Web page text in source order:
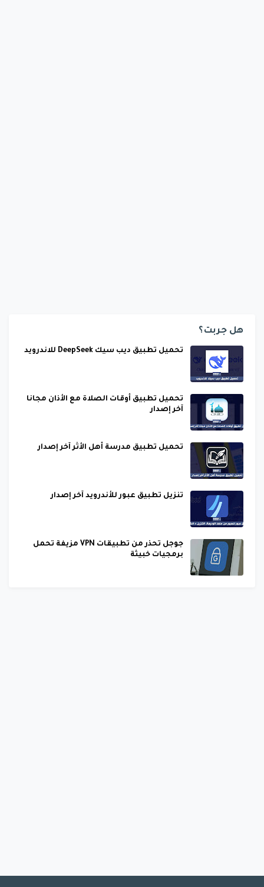
هل جربت؟
تحميل تطبيق ديب سيك DeepSeek للاندرويد
تحميل تطبيق أوقات الصلاة مع الأذان مجانا
آخر إصدار
تحميل تطبيق مدرسة أهل الأثر آخر إصدار
تنزيل تطبيق عبور للأندرويد آخر إصدار
جوجل تحذر من تطبيقات VPN مزيفة تحمل
برمجيات خبيثة